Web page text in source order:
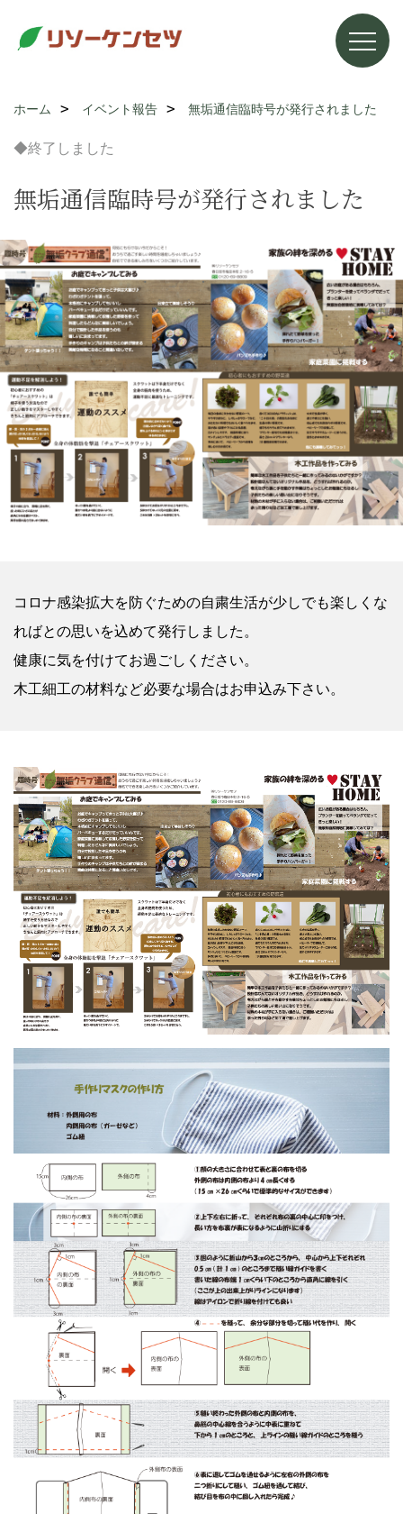
ホーム イベント報告 無垢通信臨時号が発行されました
◆終了しました
無垢通信臨時号が発行されました
コロナ感染拡大を防ぐための自粛生活が少しでも楽しくな
ればとの思いを込めて発行しました。
健康に気を付けてお過ごしください。
木工細工の材料など必要な場合はお申込み下さい。